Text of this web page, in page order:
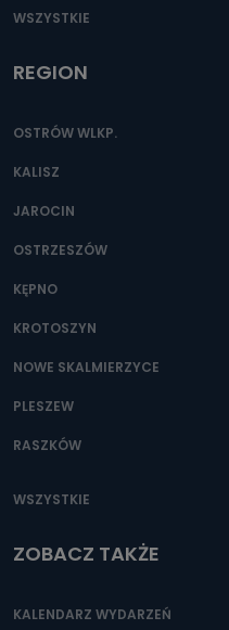
WSZYSTKIE
REGION
OSTRÓW WLKP.
KALISZ
JAROCIN
OSTRZESZÓW
KĘPNO
KROTOSZYN
NOWE SKALMIERZYCE
PLESZEW
RASZKÓW
WSZYSTKIE
ZOBACZ TAKŻE
KALENDARZ WYDARZEŃ